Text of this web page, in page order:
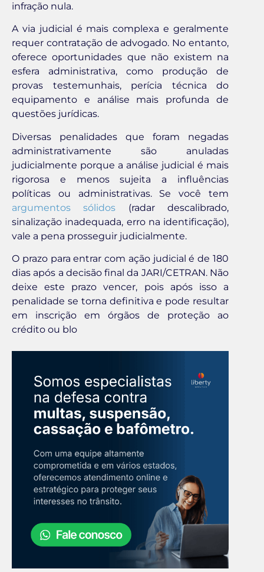
infração nula.
A via judicial é mais complexa e geralmente
requer contratação de advogado. No entanto,
oferece oportunidades que não existem na
esfera administrativa, como produção de
provas testemunhais, perícia técnica do
equipamento e análise mais profunda de
questões jurídicas.
Diversas penalidades que foram negadas
administrativamente são anuladas
judicialmente porque a análise judicial é mais
rigorosa e menos sujeita a influências
políticas ou administrativas. Se você tem
argumentos sólidos (radar descalibrado,
sinalização inadequada, erro na identificação),
vale a pena prosseguir judicialmente.
O prazo para entrar com ação judicial é de 180
dias após a decisão final da JARI/CETRAN. Não
deixe este prazo vencer, pois após isso a
penalidade se torna definitiva e pode resultar
em inscrição em órgãos de proteção ao
crédito ou blo